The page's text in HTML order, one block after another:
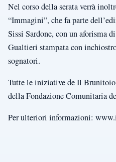
Nel corso della serata verrà
“Immagini”, che fa parte
Sissi Sardone, con un aforisma
Gualtieri stampata con
sognatori.
Tutte le iniziative de Il
della Fondazione Comunitaria
Per ulteriori informazioni: